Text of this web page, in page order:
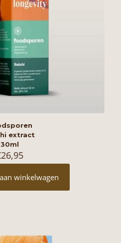
extract
30ml
26,95
winkelwagen